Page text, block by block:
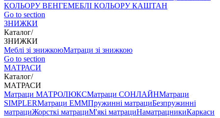
КОЛЬОРУ ВЕНГЕМЕБЛІ КОЛЬОРУ КАШТАН
Go to section
ЗНИЖКИ
Каталог/
ЗНИЖКИ
Меблі зі знижкоюМатраци зі знижкою
Go to section
МАТРАСИ
Каталог/
МАТРАСИ
Матраци МАТРОЛЮКСМатраци СОНЛАЙНМатраци
SIMPLERМатраци ЕММПружинні матрациБезпружинні
матрациЖорсткі матрациМ'які матрациНаматрацникиКаркаси